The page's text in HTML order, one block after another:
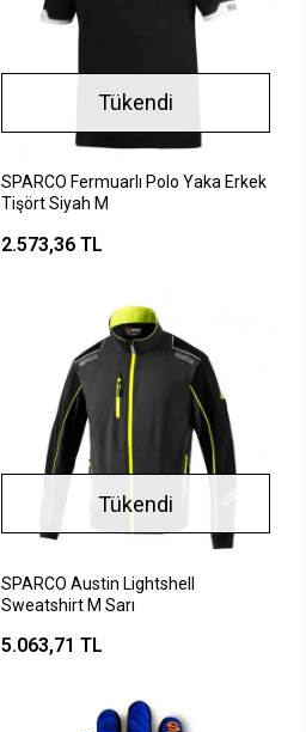
Tükendi
SPARCO Fermuarlı Polo Yaka Erkek
Tişört Siyah M
2.573,36 TL
Tükendi
SPARCO Austin Lightshell
Sweatshirt M Sarı
5.063,71 TL